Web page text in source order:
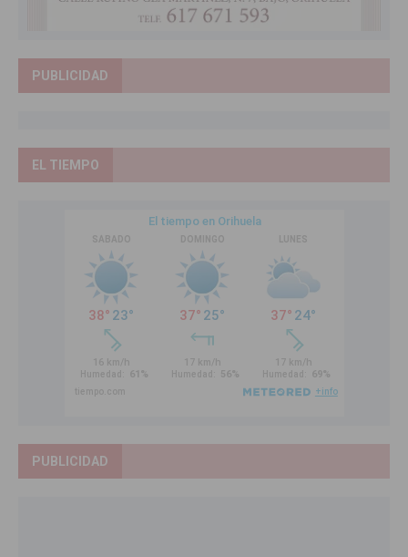
PUBLICIDAD
EL TIEMPO
PUBLICIDAD